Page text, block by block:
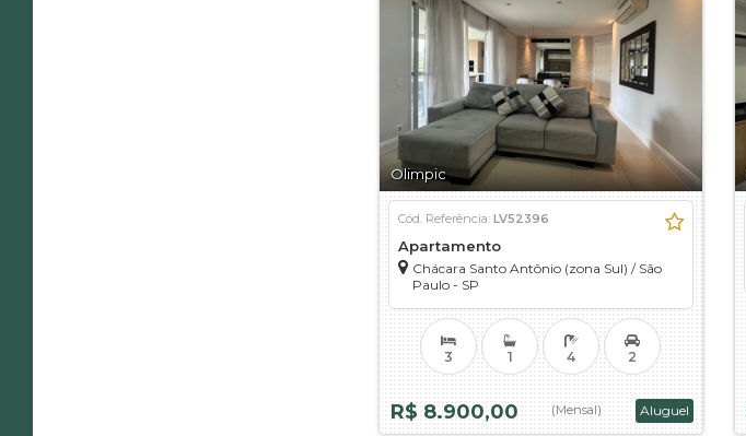
Olimpic
Apartamento
Chácara Santo Antônio (zona Sul) / São
Paulo - SP
Cód. Referência: LV52396
Aluguel
R$ 8.900,00 (Mensal)
3 1 4 2